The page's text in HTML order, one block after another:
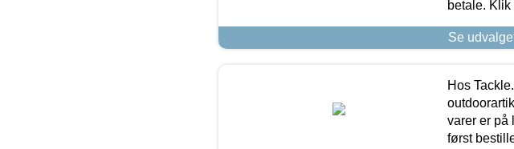
betale. Klik
Se
Hos
varer er på
først